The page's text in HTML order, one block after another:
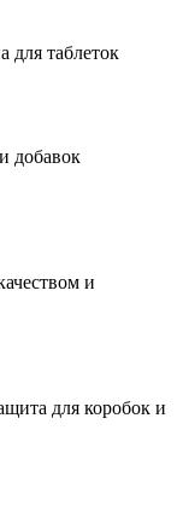
для таблеток
добавок
и
для коробок и